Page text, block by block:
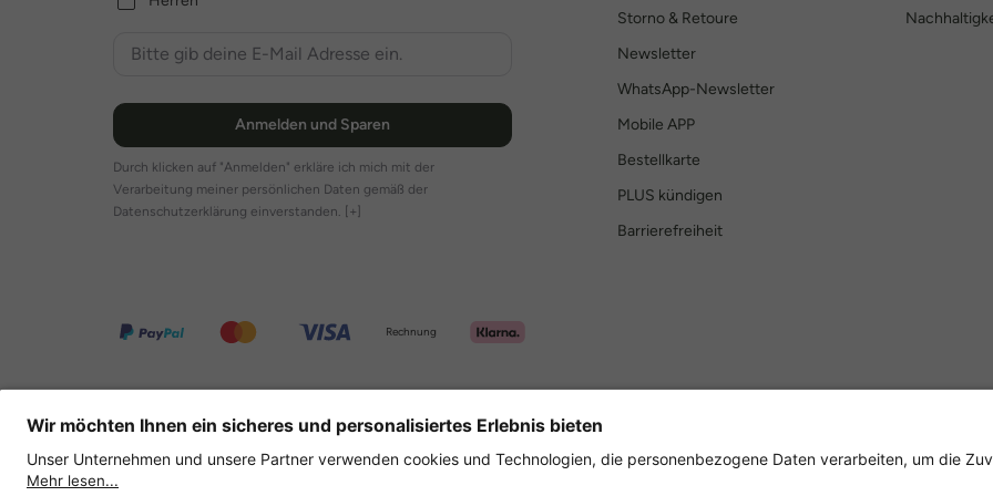
Anmelden und Sparen
Durch klicken auf "Anmelden" erkläre ich mich mit der
Verarbeitung meiner persönlichen Daten gemäß der
Datenschutzerklärung einverstanden. [+]
Storno & Retoure
Newsletter
WhatsApp-Newsletter
Mobile APP
Bestellkarte
PLUS kündigen
Barrierefreiheit
Rechnung
Sicher einkaufen mit